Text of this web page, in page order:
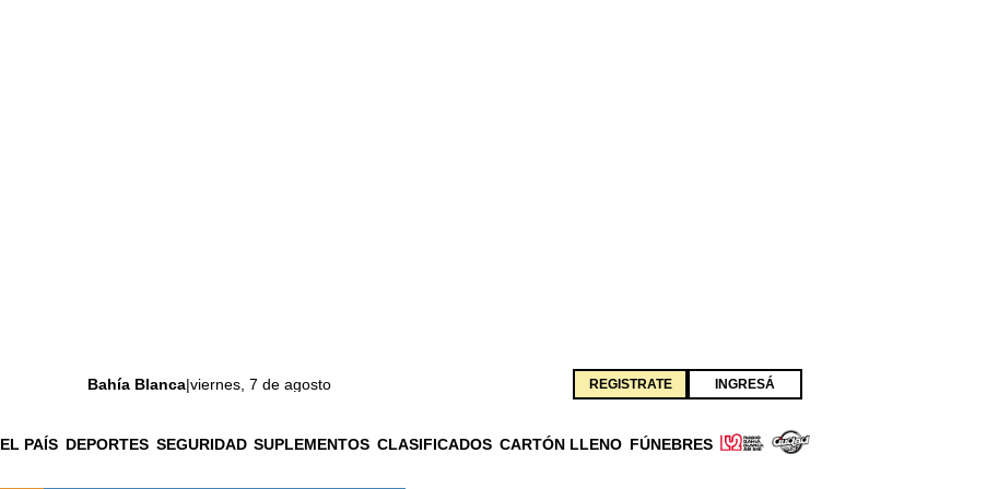
Bahía Blanca|viernes, 7 de agosto REGISTRATE INGRESÁ
EL PAÍS DEPORTES SEGURIDAD SUPLEMENTOS CLASIFICADOS CARTÓN LLENO FÚNEBRES